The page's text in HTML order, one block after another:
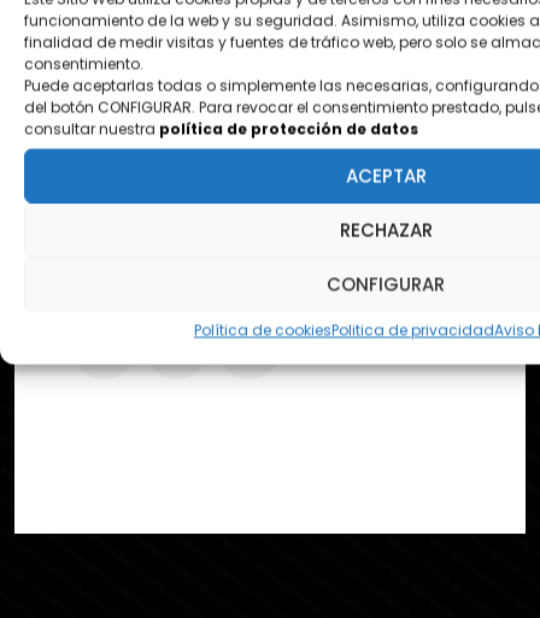
funcionamiento de la web y su seguridad. Asimismo, utiliza cookies
finalidad de medir visitas y fuentes de tráfico web, pero solo se
consentimiento.
Puede aceptarlas todas o simplemente las necesarias,
del botón CONFIGURAR. Para revocar el consentimiento prestado,
consultar nuestra política de protección de datos
ACEPTAR
RECHAZAR
CONFIGURAR
Política de cookiesPolitica de privacidadAviso
¿DONDE ESTAMOS?
Pol. Ezcabarte calle S Nº12
31194 Oricain - Navarra
contacto@tapeandwrap.org